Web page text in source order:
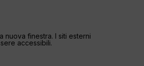
nuova finestra. I siti esterni
accessibili.